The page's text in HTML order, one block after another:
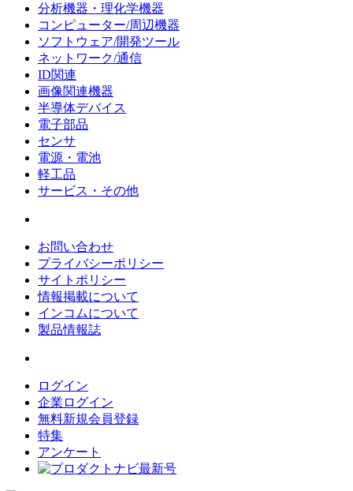
分析機器・理化学機器
コンピューター/周辺機器
ソフトウェア/開発ツール
ネットワーク/通信
ID関連
画像関連機器
半導体デバイス
電子部品
センサ
電源・電池
軽工品
サービス・その他
お問い合わせ
プライバシーポリシー
サイトポリシー
情報掲載について
インコムについて
製品情報誌
ログイン
企業ログイン
無料新規会員登録
特集
アンケート